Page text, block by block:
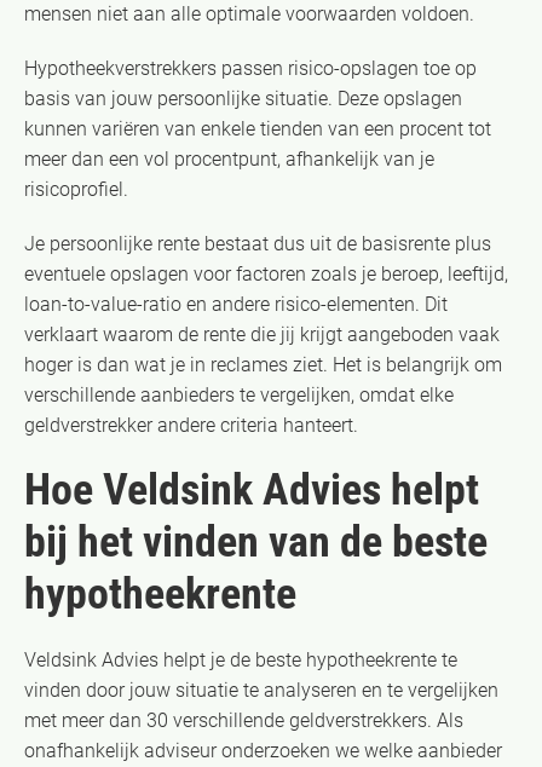
mensen niet aan alle optimale voorwaarden voldoen.
Hypotheekverstrekkers passen risico-opslagen toe op
basis van jouw persoonlijke situatie. Deze opslagen
kunnen variëren van enkele tienden van een procent tot
meer dan een vol procentpunt, afhankelijk van je
risicoprofiel.
Je persoonlijke rente bestaat dus uit de basisrente plus
eventuele opslagen voor factoren zoals je beroep, leeftijd,
loan-to-value-ratio en andere risico-elementen. Dit
verklaart waarom de rente die jij krijgt aangeboden vaak
hoger is dan wat je in reclames ziet. Het is belangrijk om
verschillende aanbieders te vergelijken, omdat elke
geldverstrekker andere criteria hanteert.
Hoe Veldsink Advies helpt
bij het vinden van de beste
hypotheekrente
Veldsink Advies helpt je de beste hypotheekrente te
vinden door jouw situatie te analyseren en te vergelijken
met meer dan 30 verschillende geldverstrekkers. Als
onafhankelijk adviseur onderzoeken we welke aanbieder